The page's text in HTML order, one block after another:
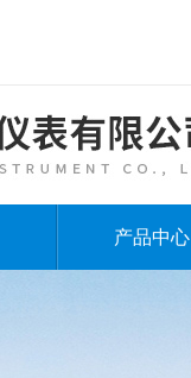
产品中心